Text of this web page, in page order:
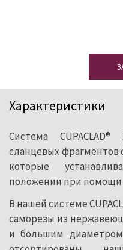
Характеристики
Система
сланцевых фрагментов
которые
положении при
В нашей системе
саморезы из
и большим